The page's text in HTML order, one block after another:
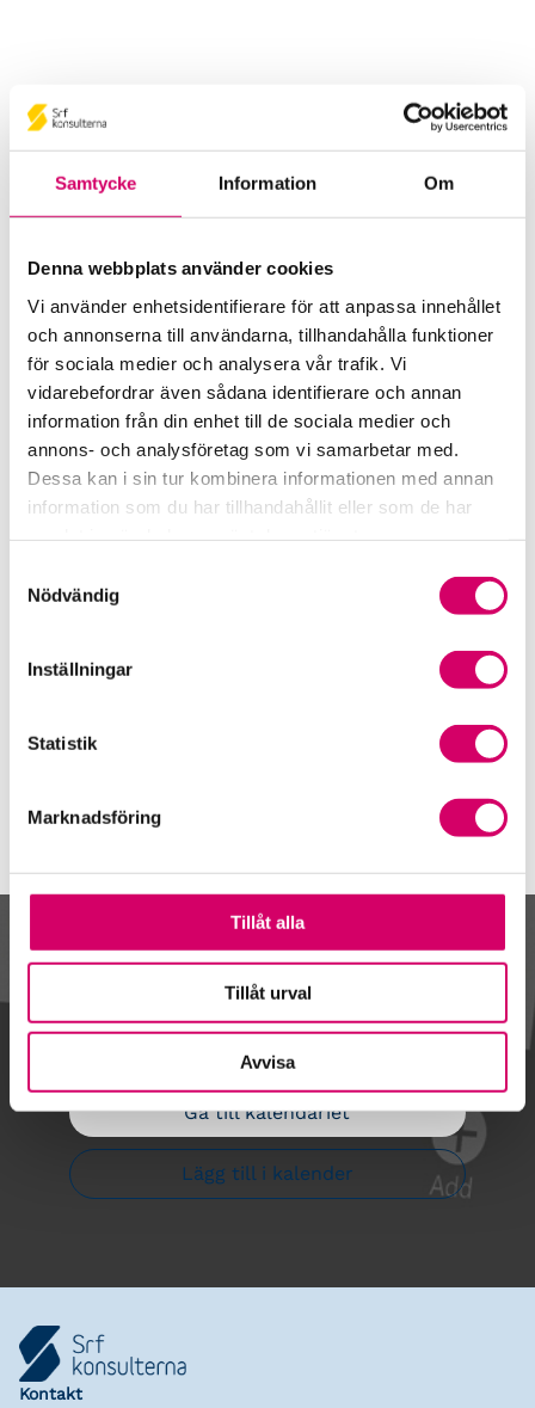
Samtycke Information Om
Denna webbplats använder cookies
Vi använder enhetsidentifierare för att anpassa innehållet
och annonserna till användarna, tillhandahålla funktioner
för sociala medier och analysera vår trafik. Vi
vidarebefordrar även sådana identifierare och annan
information från din enhet till de sociala medier och
annons- och analysföretag som vi samarbetar med.
Dessa kan i sin tur kombinera informationen med annan
information som du har tillhandahållit eller som de har
Nödvändig
Inställningar
Statistik
Marknadsföring
Tillåt alla
Tillåt urval
Avvisa
Marredo AB
Srf Auktoriserade konsulter
Auktoriserad Redovisningskonsult
046-70 56 60
Lund
Johan Markholm
Auktoriserad Redovisningskonsult
Skicka e-post
046-70 56 60
Lund
Auktoriserad Lönekonsult
Skicka e-post
Lund
www.marredo.se
Kalendarium
Gå till kalendariet
Lägg till i kalender
Kontakt